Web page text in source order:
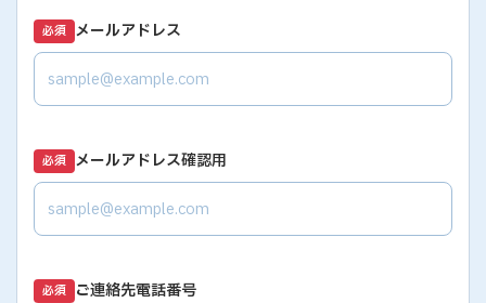
必須 メールアドレス
必須 メールアドレス確認用
必須 ご連絡先電話番号